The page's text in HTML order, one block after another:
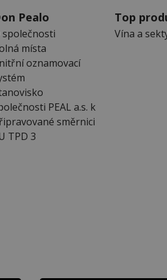
Pealo
společnosti
místa
oznamovací
PEAL a.s. k
směrnici
TPD 3
Top
Vína a